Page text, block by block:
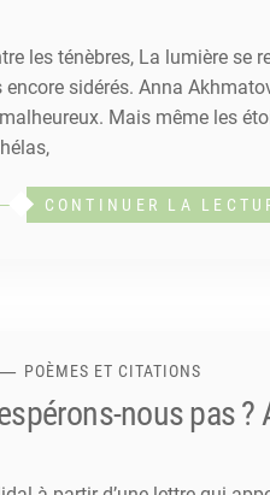
les ténèbres, La lumière se
sidérés. Anna
Mais même les
CONTINUER LA
POÈMES ET CITATIONS
nous pas ?